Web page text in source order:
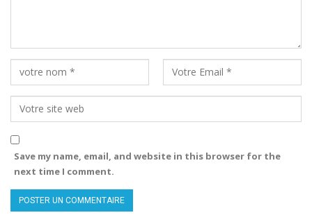
Save my name, email, and website in this browser for the
next time I comment.